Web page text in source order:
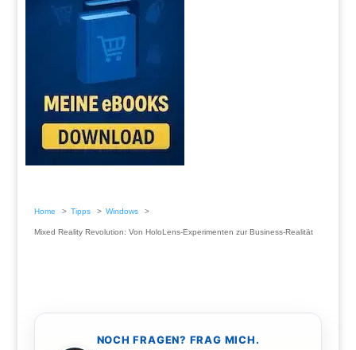
Home Tipps Windows
Mixed Reality Revolution: Von HoloLens-Experimenten zur Business-Realität
NOCH FRAGEN? FRAG MICH.